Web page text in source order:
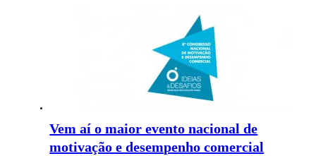
Vem aí o maior evento nacional de
motivação e desempenho comercial